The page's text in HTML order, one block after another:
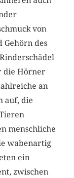
von
Gehörn des
die Hörner
an
auf, die
menschliche
wabenartig
ein
zwischen